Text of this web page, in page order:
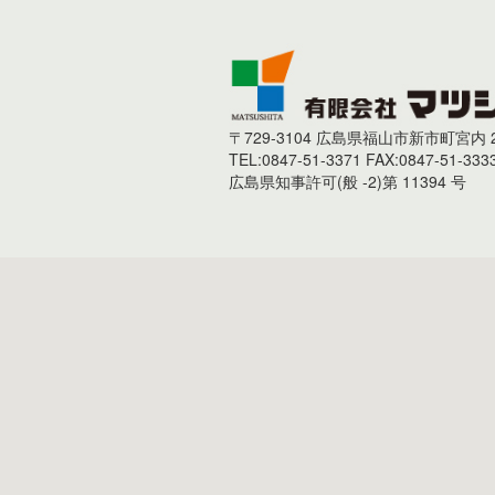
〒729-3104 広島県福山市新市町宮内
TEL:0847-51-3371 FAX:0847-51-
広島県知事許可(般 -2)第 11394 号